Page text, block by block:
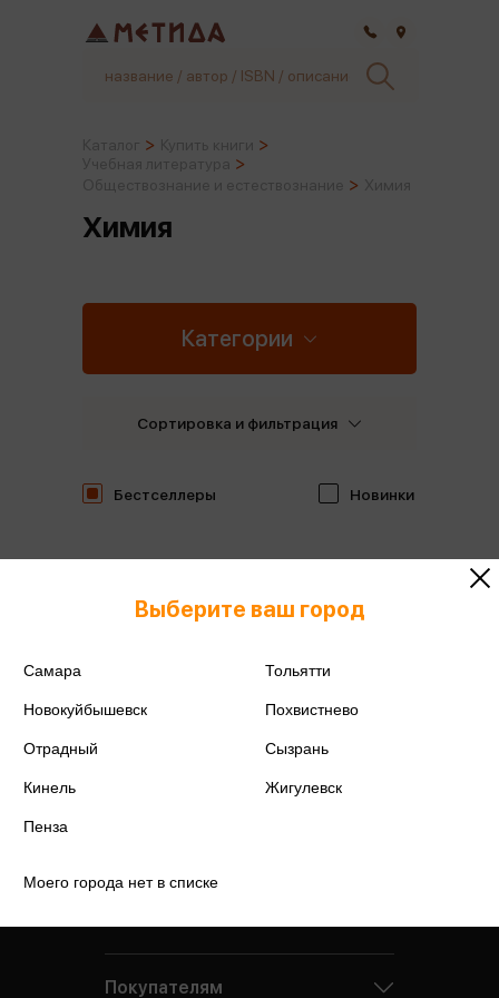
Химия
Категории
Бестселлеры Новинки
Сортировка и фильтрация
Выберите ваш город
Самара Тольятти
Новокуйбышевск Похвистнево
Отрадный Сызрань
Кинель Жигулевск
Пенза
Моего города нет в списке
Покупателям